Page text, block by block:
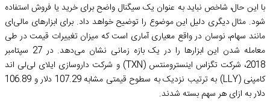
با این حال، شاخص نباید به عنوان یک سیگنال واضح برای خرید یا فروش استفاده
شود. مثال دیگری دلیل این موضوع را توضیح خواهد داد. برای ابزارهای مالی‌ای
مانند سهام، نوسان در واقع معیاری آماری است که میزان تغییرات قیمت در طی
معامله شدن این ابزارها را در یک بازه زمانی نشان می‌دهد. در 27 سپتامبر
2018، شرکت تگزاس اینسترومنتس (TXN) و شرکت داروسازی ایلای لی‌لی اند
کامپنی (LLY) به ترتیب نزدیک به سطوح قیمتی مشابه 107.29 دلار و 106.89
دلار به ازای هر سهم بسته شدند.